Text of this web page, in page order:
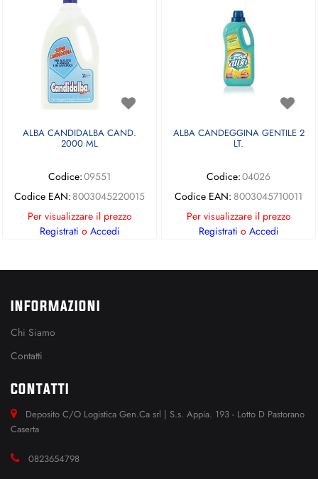
ALBA CANDIDALBA CAND.
2000 ML
Codice:09551
Codice EAN: 8003045220015
Per visualizzare il prezzo
Registrati o Accedi
ALBA CANDEGGINA GENTILE 2
LT.
Codice:04026
Codice EAN: 8003045710011
Per visualizzare il prezzo
Registrati o Accedi
INFORMAZIONI
Chi Siamo
Contatti
CONTATTI
Deposito C/O Logistica Gen.Ca srl | S.s. Appia. 193 - Lotto D Pastorano
Caserta
0823654798